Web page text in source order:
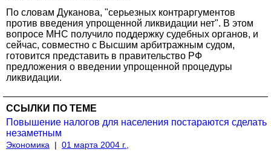
По словам Дуканова, "серьезных контраргументов
против введения упрощенной ликвидации нет". В этом
вопросе МНС получило поддержку судебных органов, и
сейчас, совместно с Высшим арбитражным судом,
готовится представить в правительство РФ
предложения о введении упрощенной процедуры
ликвидации.
ССЫЛКИ ПО ТЕМЕ
Повышение налогов для населения постараются сделать
незаметным
Экономика | 01 марта 2004 г.,